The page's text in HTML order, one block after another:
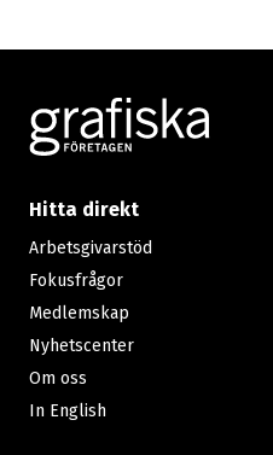
Footer
Hitta direkt
Arbetsgivarstöd
Fokusfrågor
Medlemskap
Nyhetscenter
Om oss
In English